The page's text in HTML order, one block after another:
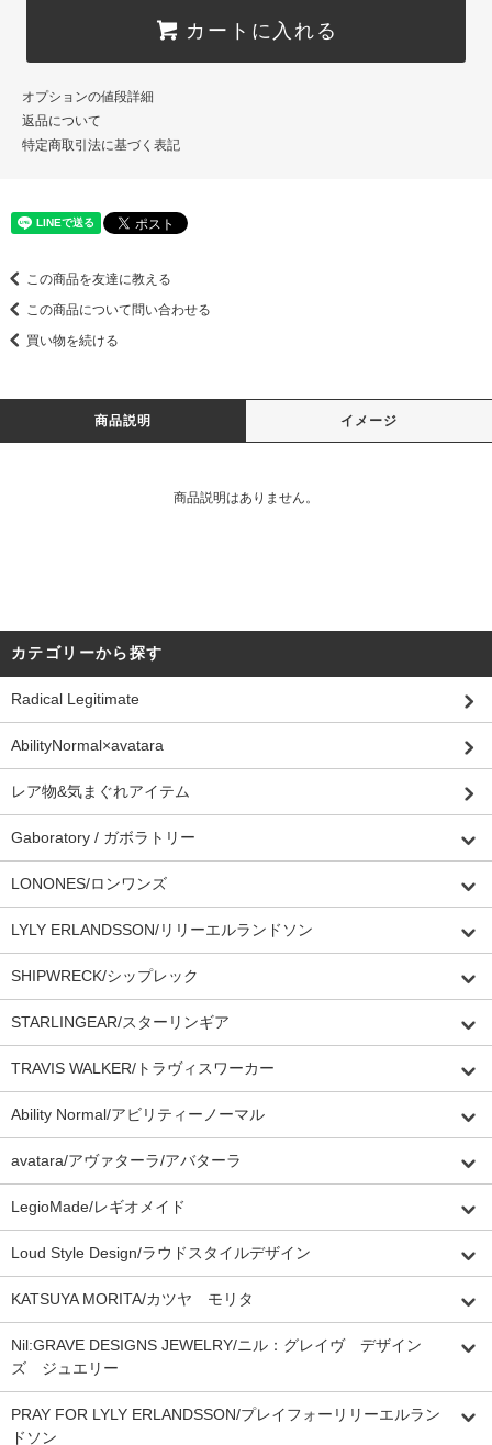
カートに入れる
オプションの値段詳細
返品について
特定商取引法に基づく表記
この商品を友達に教える
この商品について問い合わせる
買い物を続ける
商品説明 イメージ
商品説明はありません。
カテゴリーから探す
Radical Legitimate
AbilityNormal×avatara
レア物&気まぐれアイテム
Gaboratory / ガボラトリー
LONONES/ロンワンズ
LYLY ERLANDSSON/リリーエルランドソン
SHIPWRECK/シップレック
STARLINGEAR/スターリンギア
TRAVIS WALKER/トラヴィスワーカー
Ability Normal/アビリティーノーマル
avatara/アヴァターラ/アバターラ
LegioMade/レギオメイド
Loud Style Design/ラウドスタイルデザイン
KATSUYA MORITA/カツヤ モリタ
Nil:GRAVE DESIGNS JEWELRY/ニル：グレイヴ デザイン
ズ ジュエリー
PRAY FOR LYLY ERLANDSSON/プレイフォーリリーエルラン
ドソン